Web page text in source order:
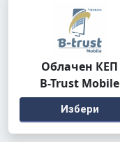
Облачен КЕП
B-Trust Mobile
Избери